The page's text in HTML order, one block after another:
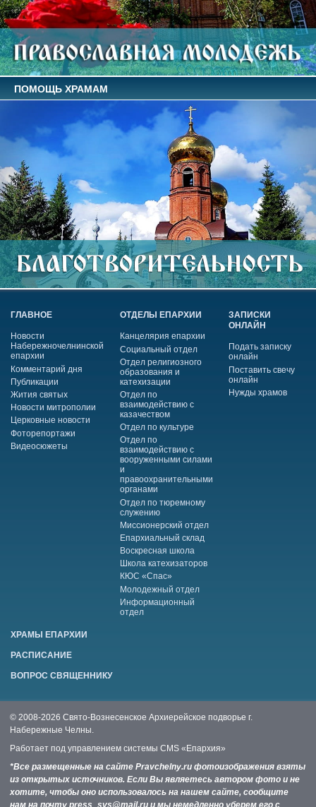
ПОМОЩЬ ХРАМАМ
ГЛАВНОЕ
Новости
Набережночелнинской
епархии
Комментарий дня
Публикации
Жития святых
Новости митрополии
Церковные новости
Фоторепортажи
Видеосюжеты
ОТДЕЛЫ ЕПАРХИИ
Канцелярия епархии
Социальный отдел
Отдел религиозного
образования и
катехизации
Отдел по
взаимодействию с
казачеством
Отдел по культуре
Отдел по
взаимодействию с
вооруженными силами
и
правоохранительными
органами
Отдел по тюремному
служению
Миссионерский отдел
Епархиальный склад
Воскресная школа
Школа катехизаторов
КЮС «Спас»
Молодежный отдел
Информационный
отдел
ЗАПИСКИ
ОНЛАЙН
Подать записку
онлайн
Поставить свечу
онлайн
Нужды храмов
ХРАМЫ ЕПАРХИИ
РАСПИСАНИЕ
ВОПРОС СВЯЩЕННИКУ
© 2008-2026 Свято-Вознесенское Архиерейское подворье г.
Набережные Челны.
Работает под управлением системы CMS «Епархия»
*Все размещенные на сайте Pravchelny.ru фотоизображения взяты
из открытых источников. Если Вы являетесь автором фото и не
хотите, чтобы оно использовалось на нашем сайте, сообщите